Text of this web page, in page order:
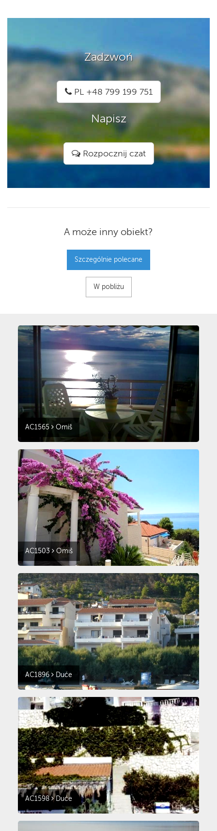
Zadzwoń
PL +48 799 199 751
Napisz
Rozpocznij czat
A może inny obiekt?
Szczególnie polecane
W pobliżu
AC1565 Omiš
AC1503 Omiš
AC1896 Duće
AC1598 Duće